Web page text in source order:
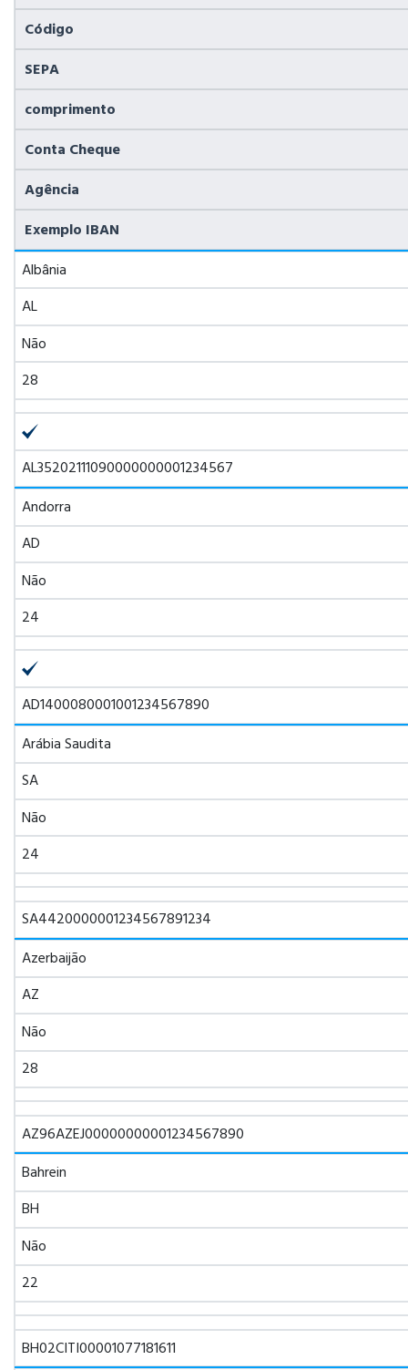
Código
SEPA
comprimento
Conta Cheque
Agência
Exemplo IBAN
Albânia
AL
Não
28
AL35202111090000000001234567
Andorra
AD
Não
24
AD1400080001001234567890
Arábia Saudita
SA
Não
24
SA4420000001234567891234
Azerbaijão
AZ
Não
28
AZ96AZEJ00000000001234567890
Bahrein
BH
Não
22
BH02CITI00001077181611